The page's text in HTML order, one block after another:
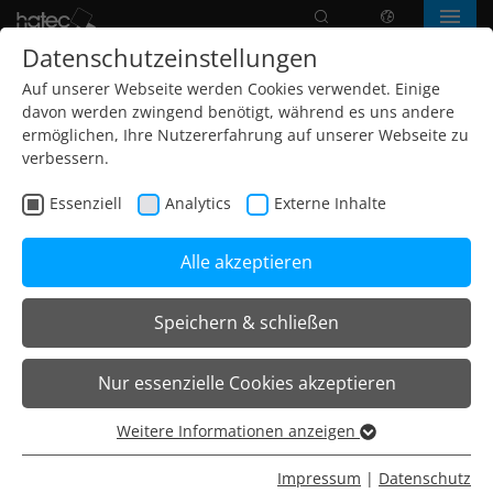
Sprache
Suche
Home
R-T7 Wandleuchte
R-T7 Wandleuchte
Datenschutzeinstellungen
Auf unserer Webseite werden Cookies verwendet. Einige
davon werden zwingend benötigt, während es uns andere
ermöglichen, Ihre Nutzererfahrung auf unserer Webseite zu
verbessern.
Essenziell Analytics Externe Inhalte
Alle akzeptieren
Speichern & schließen
Nur essenzielle Cookies akzeptieren
Essenziell
Essenzielle Cookies werden für grundlegende Funktionen
Weitere Informationen anzeigen
Impressum | Datenschutz